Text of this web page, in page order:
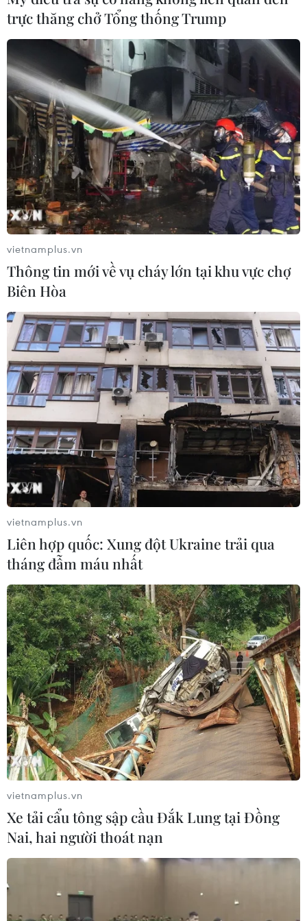
trực thăng chở Tổng thống Trump
vietnamplus.vn
Thông tin mới về vụ cháy lớn tại khu vực chợ
Biên Hòa
vietnamplus.vn
Liên hợp quốc: Xung đột Ukraine trải qua
tháng đẫm máu nhất
vietnamplus.vn
Xe tải cẩu tông sập cầu Đắk Lung tại Đồng
Nai, hai người thoát nạn